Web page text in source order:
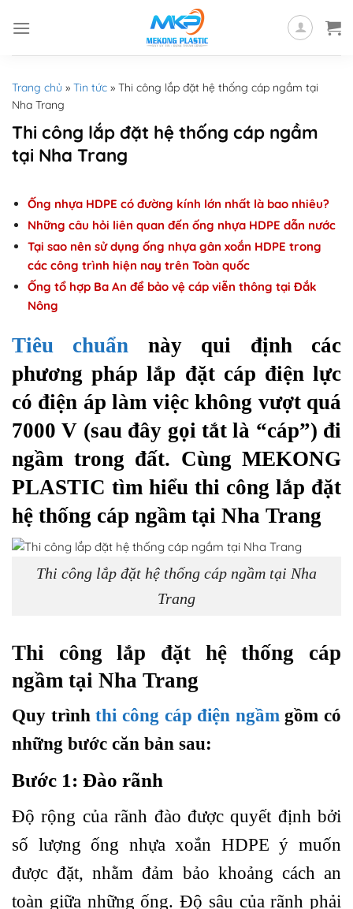
Trang chủ » Tin tức » Thi công lắp đặt hệ thống cáp ngầm tại
Nha Trang
Thi công lắp đặt hệ thống cáp ngầm
tại Nha Trang
Ống nhựa HDPE có đường kính lớn nhất là bao nhiêu?
Những câu hỏi liên quan đến ống nhựa HDPE dẫn nước
Tại sao nên sử dụng ống nhựa gân xoắn HDPE trong
các công trình hiện nay trên Toàn quốc
Ống tổ hợp Ba An để bảo vệ cáp viễn thông tại Đắk
Nông
Tiêu chuẩn này qui định các
phương pháp lắp đặt cáp điện lực
có điện áp làm việc không vượt quá
7000 V (sau đây gọi tắt là “cáp”) đi
ngầm trong đất. Cùng MEKONG
PLASTIC tìm hiểu thi công lắp đặt
hệ thống cáp ngầm tại Nha Trang
Thi công lắp đặt hệ thống cáp ngầm tại Nha
Trang
Thi công lắp đặt hệ thống cáp
ngầm tại Nha Trang
Quy trình thi công cáp điện ngầm gồm có
những bước căn bản sau:
Bước 1: Đào rãnh
Độ rộng của rãnh đào được quyết định bởi
số lượng ống nhựa xoắn HDPE ý muốn
được đặt, nhằm đảm bảo khoảng cách an
toàn giữa những ống. Độ sâu của rãnh phải